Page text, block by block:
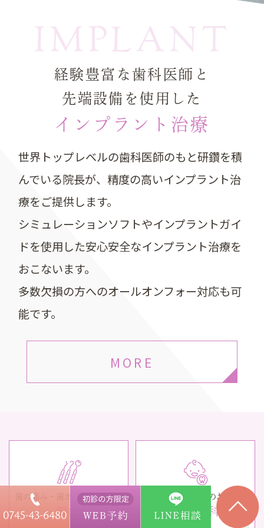
IMPLANT
経験豊富な歯科医師と
先端設備を使用した
インプラント治療
世界トップレベルの歯科医師のもと研鑽を積
んでいる院長が、 精度の高いインプラント治
療をご提供します。
シミュレーションソフトやインプラントガイ
ドを使用した安心安全なインプラント治療を
おこないます。
多数欠損の方へのオールオンフォー対応も可
能です。
MORE
歯の痛み・歯がグラグラする
一般歯科
お子さんのお口のお悩み
小児歯科